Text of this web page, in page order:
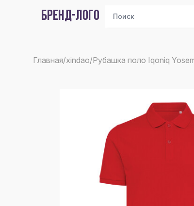
БРЕНД-ЛОГО
Главная/xindao/Рубашка поло Iqoniq